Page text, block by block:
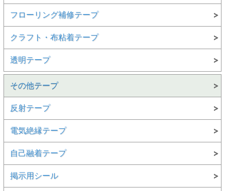
フローリング補修テープ
クラフト・布粘着テープ
透明テープ
その他テープ
反射テープ
電気絶縁テープ
自己融着テープ
掲示用シール